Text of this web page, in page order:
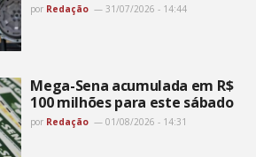
por Redação 31/07/2026 - 14:44
Mega-Sena acumulada em R$
100 milhões para este sábado
por Redação 01/08/2026 - 14:31